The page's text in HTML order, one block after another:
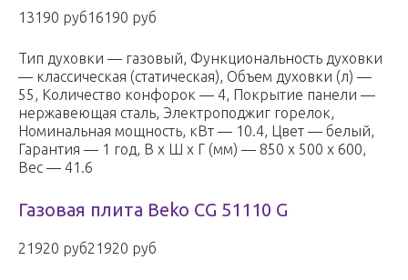
13190 руб16190 руб
Тип духовки — газовый, Функциональность духовки
— классическая (статическая), Объем духовки (л) —
55, Количество конфорок — 4, Покрытие панели —
нержавеющая сталь, Электроподжиг горелок,
Номинальная мощность, кВт — 10.4, Цвет — белый,
Гарантия — 1 год, В x Ш x Г (мм) — 850 x 500 x 600,
Вес — 41.6
Газовая плита Beko CG 51110 G
21920 руб21920 руб